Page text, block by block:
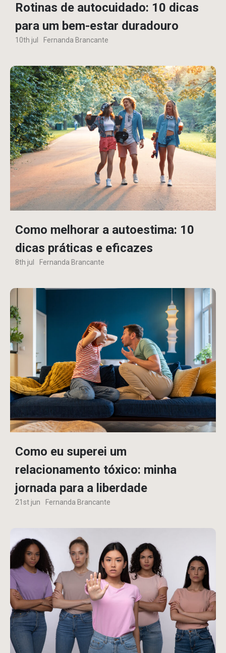
Rotinas de autocuidado: 10 dicas
para um bem-estar duradouro
10th jul Fernanda Brancante
Como melhorar a autoestima: 10
dicas práticas e eficazes
8th jul Fernanda Brancante
Como eu superei um
relacionamento tóxico: minha
jornada para a liberdade
21st jun Fernanda Brancante